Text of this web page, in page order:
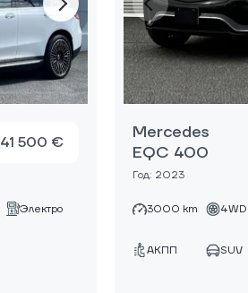
41 500 €
Электро
Mercedes
EQC 400
Год: 2023
3000 km 4WD
АКПП SUV